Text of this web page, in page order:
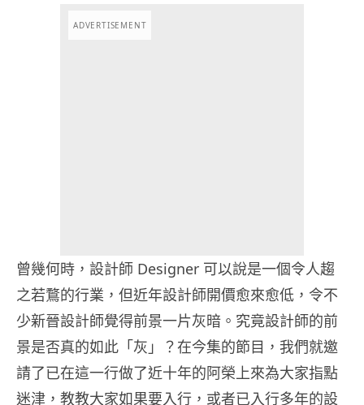
ADVERTISEMENT
曾幾何時，設計師 Designer 可以說是一個令人趨
之若鶩的行業，但近年設計師開價愈來愈低，令不
少新晉設計師覺得前景一片灰暗。究竟設計師的前
景是否真的如此「灰」？在今集的節目，我們就邀
請了已在這一行做了近十年的阿榮上來為大家指點
迷津，教教大家如果要入行，或者已入行多年的設